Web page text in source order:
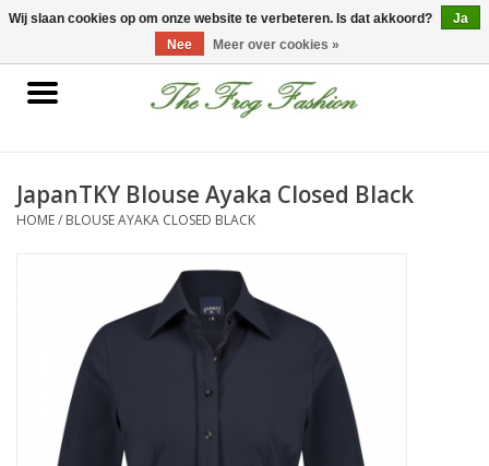
0 Artikelen - €0,00
Home
Nieuwe collectie
Accessoires
Feest Kleding
JapanTKY Blouse Ayaka Closed Black
HOME/ BLOUSE AYAKA CLOSED BLACK
Wij slaan cookies op om onze website te verbeteren. Is dat akkoord?
Ja
Nee
Meer over cookies »